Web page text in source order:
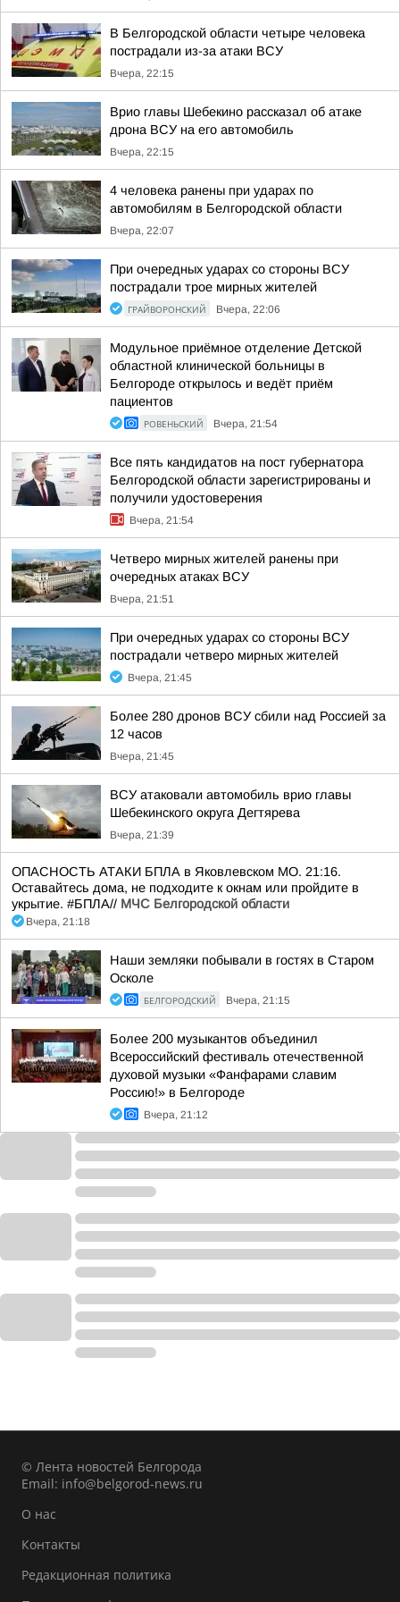
В Белгородской области четыре человека
пострадали из-за атаки ВСУ
Вчера, 22:15
Врио главы Шебекино рассказал об атаке
дрона ВСУ на его автомобиль
Вчера, 22:15
4 человека ранены при ударах по
автомобилям в Белгородской области
Вчера, 22:07
При очередных ударах со стороны ВСУ
пострадали трое мирных жителей
ГРАЙВОРОНСКИЙ Вчера, 22:06
Модульное приёмное отделение Детской
областной клинической больницы в
Белгороде открылось и ведёт приём
пациентов
РОВЕНЬСКИЙ Вчера, 21:54
Все пять кандидатов на пост губернатора
Белгородской области зарегистрированы и
получили удостоверения
Вчера, 21:54
Четверо мирных жителей ранены при
очередных атаках ВСУ
Вчера, 21:51
При очередных ударах со стороны ВСУ
пострадали четверо мирных жителей
Вчера, 21:45
Более 280 дронов ВСУ сбили над Россией за
12 часов
Вчера, 21:45
ВСУ атаковали автомобиль врио главы
Шебекинского округа Дегтярева
Вчера, 21:39
ОПАСНОСТЬ АТАКИ БПЛА в Яковлевском МО. 21:16.
Оставайтесь дома, не подходите к окнам или пройдите в
укрытие. #БПЛА// МЧС Белгородской области
Вчера, 21:18
Наши земляки побывали в гостях в Старом
Осколе
БЕЛГОРОДСКИЙ Вчера, 21:15
Более 200 музыкантов объединил
Всероссийский фестиваль отечественной
духовой музыки «Фанфарами славим
Россию!» в Белгороде
Вчера, 21:12
© Лента новостей Белгорода
Email: info@belgorod-news.ru
О нас
Контакты
Редакционная политика